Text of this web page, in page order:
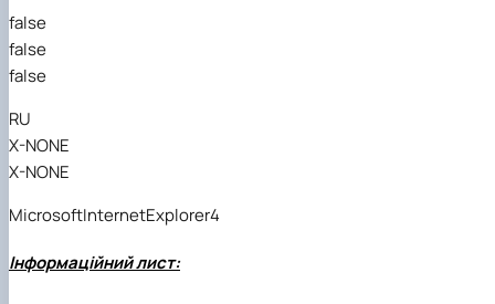
false
false
false
RU
X-NONE
X-NONE
MicrosoftInternetExplorer4
Інформаційний лист: